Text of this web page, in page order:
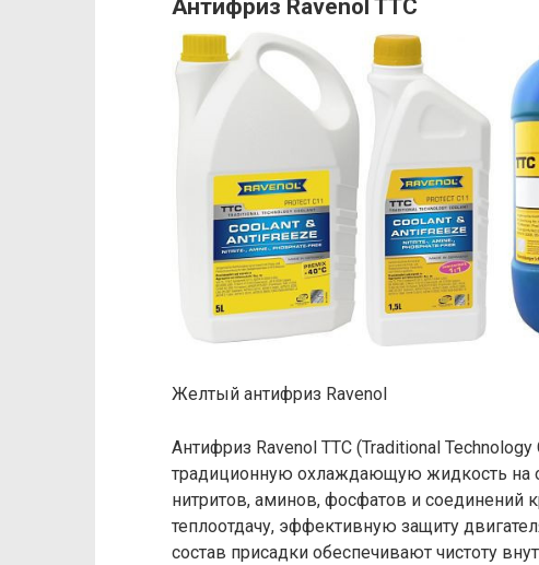
Антифриз Ravenol TTC
Желтый антифриз Ravenol
Антифриз Ravenol TTC (Traditional
традиционную охлаждающую жидкость на
нитритов, аминов, фосфатов и соединений
теплоотдачу, эффективную защиту
состав присадки обеспечивают чистоту